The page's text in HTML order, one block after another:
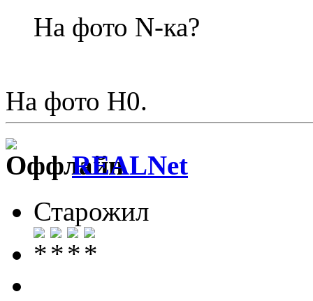
На фото N-ка?
На фото H0.
REALNet
Старожил